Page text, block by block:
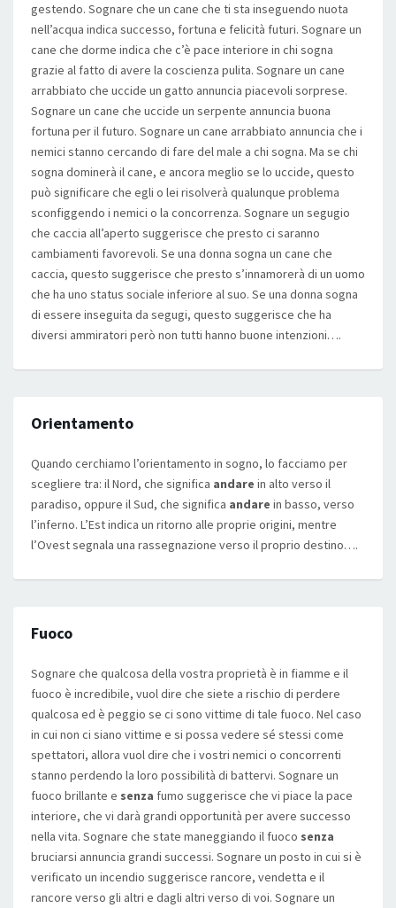
gestendo. Sognare che un cane che ti sta inseguendo nuota
nell’acqua indica successo, fortuna e felicità futuri. Sognare un
cane che dorme indica che c’è pace interiore in chi sogna
grazie al fatto di avere la coscienza pulita. Sognare un cane
arrabbiato che uccide un gatto annuncia piacevoli sorprese.
Sognare un cane che uccide un serpente annuncia buona
fortuna per il futuro. Sognare un cane arrabbiato annuncia che i
nemici stanno cercando di fare del male a chi sogna. Ma se chi
sogna dominerà il cane, e ancora meglio se lo uccide, questo
può significare che egli o lei risolverà qualunque problema
sconfiggendo i nemici o la concorrenza. Sognare un segugio
che caccia all’aperto suggerisce che presto ci saranno
cambiamenti favorevoli. Se una donna sogna un cane che
caccia, questo suggerisce che presto s’innamorerà di un uomo
che ha uno status sociale inferiore al suo. Se una donna sogna
di essere inseguita da segugi, questo suggerisce che ha
diversi ammiratori però non tutti hanno buone intenzioni….
Orientamento
Quando cerchiamo l’orientamento in sogno, lo facciamo per
scegliere tra: il Nord, che significa andare in alto verso il
paradiso, oppure il Sud, che significa andare in basso, verso
l’inferno. L’Est indica un ritorno alle proprie origini, mentre
l’Ovest segnala una rassegnazione verso il proprio destino….
Fuoco
Sognare che qualcosa della vostra proprietà è in fiamme e il
fuoco è incredibile, vuol dire che siete a rischio di perdere
qualcosa ed è peggio se ci sono vittime di tale fuoco. Nel caso
in cui non ci siano vittime e si possa vedere sé stessi come
spettatori, allora vuol dire che i vostri nemici o concorrenti
stanno perdendo la loro possibilità di battervi. Sognare un
fuoco brillante e senza fumo suggerisce che vi piace la pace
interiore, che vi darà grandi opportunità per avere successo
nella vita. Sognare che state maneggiando il fuoco senza
bruciarsi annuncia grandi successi. Sognare un posto in cui si è
verificato un incendio suggerisce rancore, vendetta e il
rancore verso gli altri e dagli altri verso di voi. Sognare un